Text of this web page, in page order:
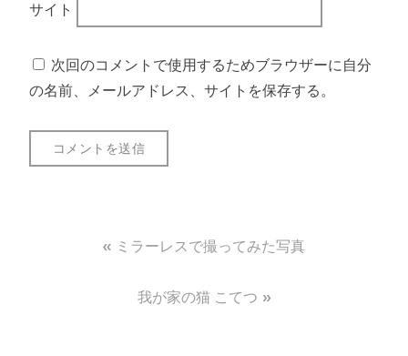
サイト
次回のコメントで使用するためブラウザーに自分
の名前、メールアドレス、サイトを保存する。
ミラーレスで撮ってみた写真
我が家の猫 こてつ